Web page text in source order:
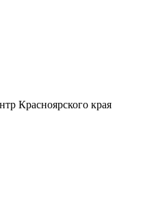
Красноярского края